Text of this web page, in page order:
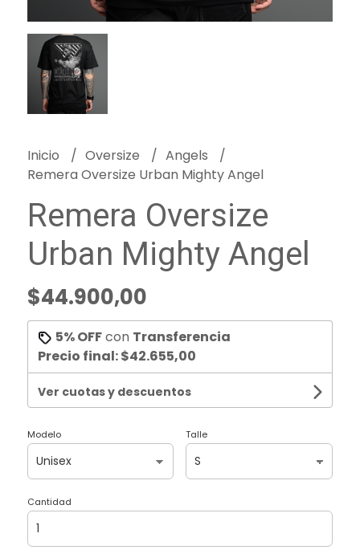
Inicio Oversize
Angels
Remera Oversize Urban Mighty Angel
Remera Oversize
Urban Mighty Angel
$44.900,00
5% OFFcon Transferencia
Precio final:$42.655,00
Ver cuotas y descuentos
Modelo Talle
Cantidad